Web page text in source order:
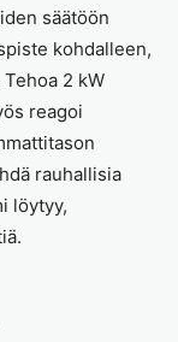
säätöön
kohdalleen,
2 kW
reagoi
rauhallisia
löytyy,